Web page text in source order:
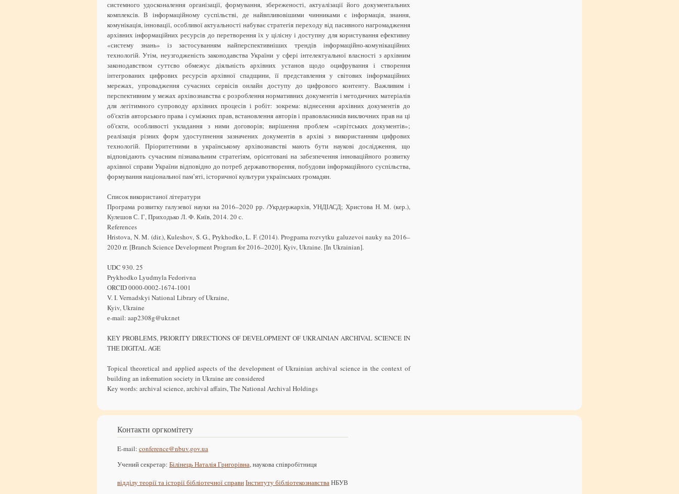
системного удосконалення організації, формування, збереженості, актуалізації його документальних
комплексів. В інформаційному суспільстві, де найвпливовішими чинниками є інформація, знання,
комунікація, інновації, особливої актуальності набуває стратегія переходу від пасивного нагромадження
архівних інформаційних ресурсів до перетворення їх у цілісну і доступну для користування ефективну
«систему знань» із застосуванням найперспективніших трендів інформаційно-комунікаційних
технологій. Утім, неузгодженість законодавства України у сфері інтелектуальної власності з архівним
законодавством суттєво обмежує діяльність архівних установ щодо оцифрування і створення
інтегрованих цифрових ресурсів архівної спадщини, її представлення у світових інформаційних
мережах, упровадження сучасних сервісів онлайн доступу до цифрового контенту. Важливим і
перспективним у межах архівознавства є розроблення нормативних документів і методичних матеріалів
для легітимного супроводу архівних процесів і робіт: зокрема: віднесення архівних документів до
об'єктів авторського права і суміжних прав, встановлення авторів і правовласників виключних прав на ці
об'єкти, особливості укладання з ними договорів; вирішення проблем «сирітських документів»;
реалізація різних форм удоступнення зазначених документів в архіві з використанням цифрових
технологій. Пріоритетними в українському архівознавстві мають бути наукові дослідження, що
відповідають сучасним пізнавальним стратегіям, орієнтовані на забезпечення інноваційного розвитку
архівної справи України відповідно до потреб державотворення, побудови інформаційного суспільства,
формування національної пам’яті, історичної культури українських громадян.
Список використаної літератури
Програма розвитку галузевої науки на 2016–2020 рр. /Укрдержархів, УНДІАСД; Христова Н. М. (кер.),
Кулешов С. Г, Приходько Л. Ф. Київ, 2014. 20 с.
References
Hristova, N. M. (dir.), Kuleshov, S. G., Prykhodko, L. F. (2014). Progpama rozvytku galuzevoi nauky na 2016–
2020 rr. [Branch Science Development Program for 2016–2020]. Kyiv, Ukraine. [In Ukrainian].
UDC 930. 25
Prykhodko Lyudmyla Fedorivna
ORCID 0000-0002-1674-1001
V. I. Vernadskyi National Library of Ukraine,
Kyiv, Ukraine
е-mail: aap2308g@ukr.net
KEY PROBLEMS, PRIORITY DIRECTIONS OF DEVELOPMENT OF UKRAINIAN ARCHIVAL SCIENCE IN
THE DIGITAL AGE
Topical theoretical and applied aspects of the development of Ukrainian archival science in the context of
building an information society in Ukraine are considered
Key words: archival science, archival affairs, The National Archival Holdings
Контакти оргкомітету
E-mail: conference@nbuv.gov.ua
Учений секретар: Білінець Наталія Григорівна, наукова співробітниця
відділу теорії та історії бібліотечної справиІнституту бібліотекознавстваНБУВ